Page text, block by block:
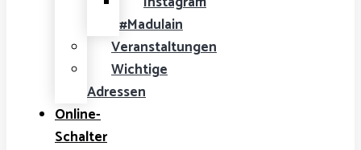
#Madulain
Veranstaltungen
Wichtige
Adressen
Online-
Schalter